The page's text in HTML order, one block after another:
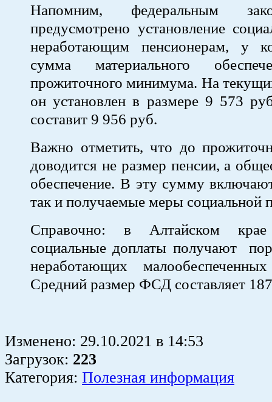
Напомним, федеральным
предусмотрено установление
неработающим пенсионерам, у
сумма материального
прожиточного минимума. На
он установлен в размере 9 573
составит 9 956 руб.
Важно отметить, что до
доводится не размер пенсии, а
обеспечение. В эту сумму
так и получаемые меры социальной
Справочно: в Алтайском крае
социальные доплаты получают
неработающих
Средний размер ФСД составляет
Изменено: 29.10.2021 в 14:53
Загрузок: 223
Категория: Полезная информация